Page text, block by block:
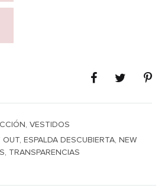
, VESTIDOS
OUT, ESPALDA DESCUBIERTA, NEW
, TRANSPARENCIAS